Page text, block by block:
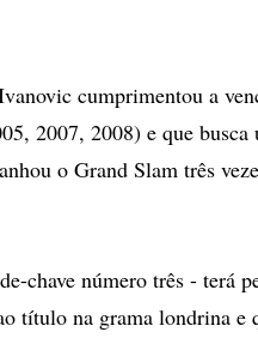
cumprimentou a
2007, 2008) e que busca
o Grand Slam três
chave número três - terá
título na grama londrina e